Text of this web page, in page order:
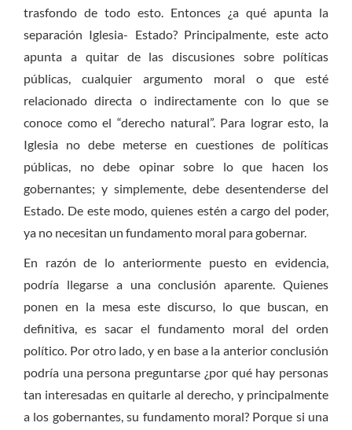
trasfondo de todo esto. Entonces ¿a qué apunta la
separación Iglesia- Estado? Principalmente, este acto
apunta a quitar de las discusiones sobre políticas
públicas, cualquier argumento moral o que esté
relacionado directa o indirectamente con lo que se
conoce como el “derecho natural”. Para lograr esto, la
Iglesia no debe meterse en cuestiones de políticas
públicas, no debe opinar sobre lo que hacen los
gobernantes; y simplemente, debe desentenderse del
Estado. De este modo, quienes estén a cargo del poder,
ya no necesitan un fundamento moral para gobernar.
En razón de lo anteriormente puesto en evidencia,
podría llegarse a una conclusión aparente. Quienes
ponen en la mesa este discurso, lo que buscan, en
definitiva, es sacar el fundamento moral del orden
político. Por otro lado, y en base a la anterior conclusión
podría una persona preguntarse ¿por qué hay personas
tan interesadas en quitarle al derecho, y principalmente
a los gobernantes, su fundamento moral? Porque si una